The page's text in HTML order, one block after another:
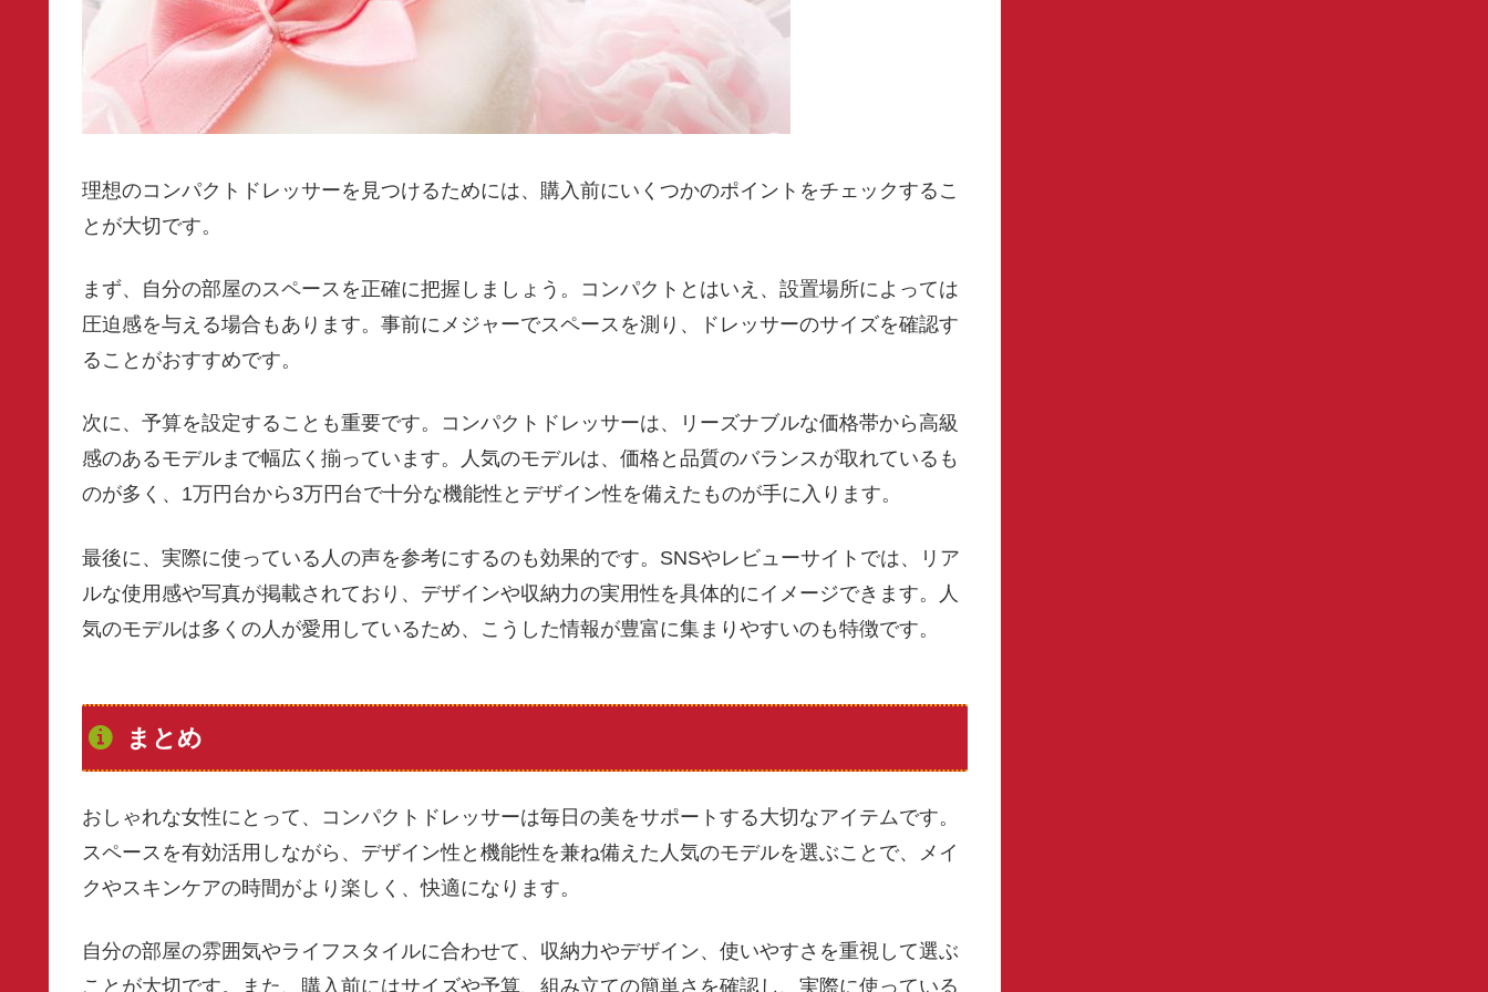
理想のコンパクトドレッサーを見つけるためには、購入前にいくつかのポイントをチェックするこ
とが大切です。
まず、自分の部屋のスペースを正確に把握しましょう。コンパクトとはいえ、設置場所によっては
圧迫感を与える場合もあります。事前にメジャーでスペースを測り、ドレッサーのサイズを確認す
ることがおすすめです。
次に、予算を設定することも重要です。コンパクトドレッサーは、リーズナブルな価格帯から高級
感のあるモデルまで幅広く揃っています。人気のモデルは、価格と品質のバランスが取れているも
のが多く、1万円台から3万円台で十分な機能性とデザイン性を備えたものが手に入ります。
最後に、実際に使っている人の声を参考にするのも効果的です。SNSやレビューサイトでは、リア
ルな使用感や写真が掲載されており、デザインや収納力の実用性を具体的にイメージできます。人
気のモデルは多くの人が愛用しているため、こうした情報が豊富に集まりやすいのも特徴です。
まとめ
おしゃれな女性にとって、コンパクトドレッサーは毎日の美をサポートする大切なアイテムです。
スペースを有効活用しながら、デザイン性と機能性を兼ね備えた人気のモデルを選ぶことで、メイ
クやスキンケアの時間がより楽しく、快適になります。
自分の部屋の雰囲気やライフスタイルに合わせて、収納力やデザイン、使いやすさを重視して選ぶ
ことが大切です。また、購入前にはサイズや予算、組み立ての簡単さを確認し、実際に使っている